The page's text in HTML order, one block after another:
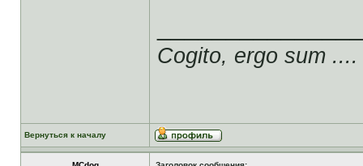
Cogito, ergo sum ....
Вернуться к началу